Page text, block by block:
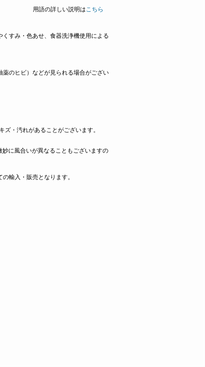
用語の詳しい説明はこちら
すみ・色あせ、食器洗浄機使用による
のヒビ）などが見られる場合がござい
ズ・汚れがあることがございます。
に風合いが異なることもございますの
輸入・販売となります。